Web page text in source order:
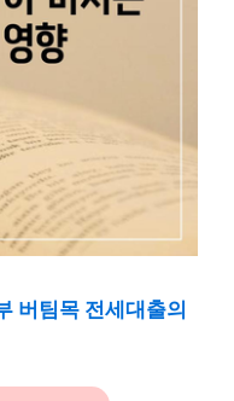
버팀목 전세대출의